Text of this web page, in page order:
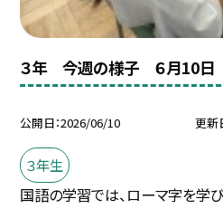
３年 今週の様子 ６月10日
公開日 2026/06/10 更新
３年生
国語の学習では、ローマ字を学